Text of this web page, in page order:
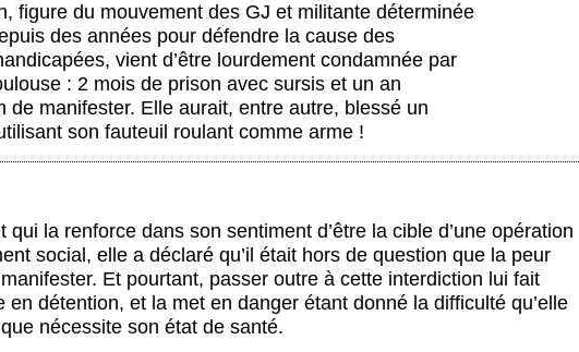
figure du mouvement des GJ et militante déterminée
des années pour défendre la cause des
vient d’être lourdement condamnée par
: 2 mois de prison avec sursis et un an
de manifester. Elle aurait, entre autre, blessé un
son fauteuil roulant comme arme !
la renforce dans son sentiment d’être la cible d’une opération
social, elle a déclaré qu’il était hors de question que la peur
manifester. Et pourtant, passer outre à cette interdiction lui fait
en détention, et la met en danger étant donné la difficulté qu’elle
nécessite son état de santé.